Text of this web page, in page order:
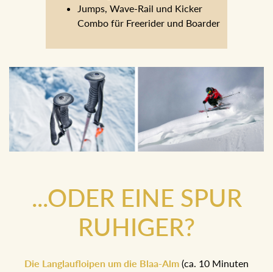
Tourengeher
Jumps, Wave-Rail und Kicker
Boarder
...ODER EINE SPUR
RUHIGER?